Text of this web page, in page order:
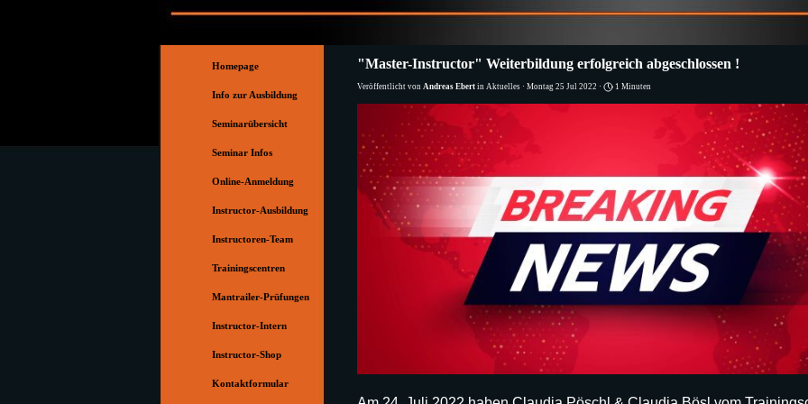
Homepage
Info zur Ausbildung
Seminarübersicht
Seminar Infos
Online-Anmeldung
Instructor-Ausbildung ▼
Instructoren-Team
Trainingscentren
Mantrailer-Prüfungen
Instructor-Intern
Instructor-Shop
Kontaktformular
"Master-Instructor" Weiterbildung erfolgreich abgeschlossen !
Veröffentlicht von Andreas Ebertin Aktuelles· Montag 25 Jul 2022 · 1 Minuten